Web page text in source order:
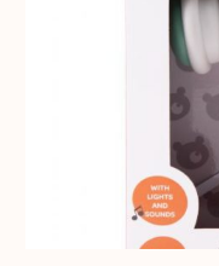
LISA KORVI